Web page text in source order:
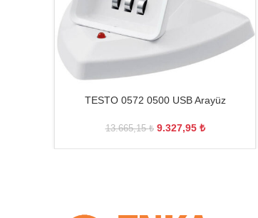
TESTO 0572 0500 USB Arayüz
13.665,15₺ 9.327,95 ₺